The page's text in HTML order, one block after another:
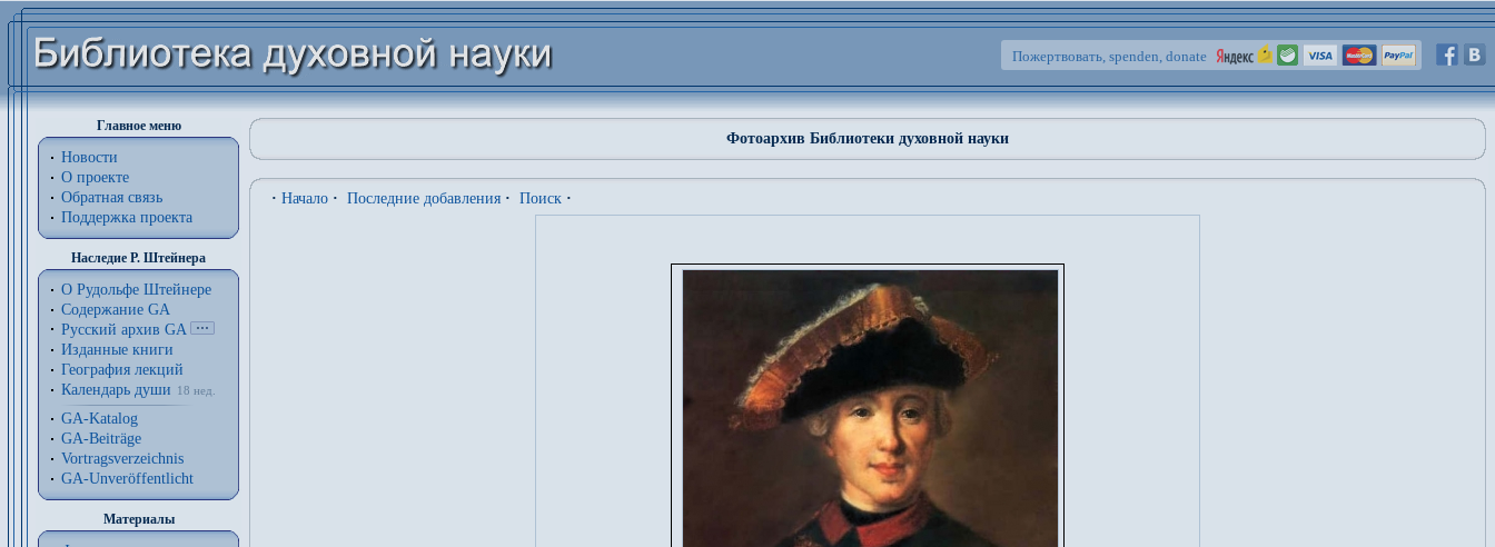
Пожертвовать, spenden, donate
Главное меню
Новости
О проекте
Обратная связь
Поддержка проекта
Наследие Р. Штейнера
О Рудольфе Штейнере
Содержание GA
Русский архив GA
Изданные книги
География лекций
Календарь души
18 нед.
GA-Katalog
GA-Beiträge
Vortragsverzeichnis
GA-Unveröffentlicht
Материалы
Фотоархив Библиотеки духовной науки
· Начало · Последние добавления · Поиск ·